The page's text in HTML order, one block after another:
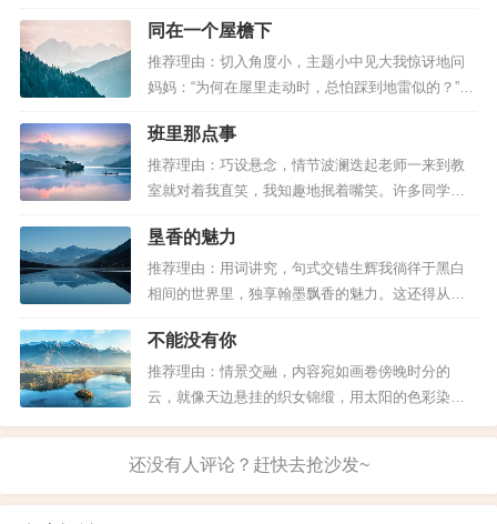
类的比喻，精美贴切，读来诗意盎然。精美的
拟人句比比皆是，像“曼妙的倩影投进了她的怀
抱”、“翩翩起舞的蝴蝶不知何时收到了盛会的请
柬”之类的句子，情感充沛，生机盎然，洋溢着
对自然与生命的赞美。再加上“留连戏蝶时时
舞，自在娇莺恰恰啼”之类诗句的引用，语言更
是锦上添花，美得让人惊讶了。透过这篇佳
作，大家或许会明白一个道理：修辞，不失为
美化语言的法宝。
【适应考题】
本文可以应对“最美的季节”、“美景”、“记忆
活”、“绿色”等作文题。
离理想中的目标还有太多不足。那些曾经以为可以
轻易跨越的障碍，如今却成了横亘在心头的一道
坎。回望这一年多来的点点滴滴，无论是欢笑还是
泪水，都让这段初中时光变得如此珍贵。 我很喜欢
这样的初三岁月，在这段不算太长...
同在一个屋檐下
推荐理由：切入角度小，主题小中见大我惊讶地问
妈妈：“为何在屋里走动时，总怕踩到地雷似的？”妈
妈笑着回答说：“大家不是同在一个屋檐下吗？”我虽
然理解妈妈的心意，却还是认为她过于讲究了。妈
妈见我一脸随意，挺认真地接着说：“我们家的地面
是张爷爷家的屋顶，走路声音大了，爷爷奶奶受不
了。”我撅着嘴反驳，为什么...
班里那点事
推荐理由：巧设悬念，情节波澜迭起老师一来到教
室就对着我直笑，我知趣地抿着嘴笑。许多同学注
意到了，都惊奇地看着我。含雪拧了我一下说：“你
这丫头，又有什么鬼把戏了？”没人知道，昨天的考
试，我得到的将是零分。老师笑着对大家说：“昨天
的考试非常成功，其中最引人注目的是一份很特别
的试卷。这份答卷一百道题全错了...
垦香的魅力
推荐理由：用词讲究，句式交错生辉我徜徉于黑白
相间的世界里，独享翰墨飘香的魅力。这还得从爷
爷说起。他一笔好行书，飘若浮云，矫若惊龙。看
爷爷写字，是一种难得的享受。他虽年已七十，但
精神矍铄；五指握管，轻轻展纸濡毫，落笔藏锋，
运笔牵丝，收笔出勾，一气呵成。每一招，每一
不能没有你
推荐理由：情景交融，内容宛如画卷傍晚时分的
云，就像天边悬挂的织女锦缎，用太阳的色彩染得
通红通红的；又像儿时最爱吃的棉花糖，感觉触手
醉。不远处的黄豆田里，一个单薄的身影正在暮色
下忙碌着。夕阳的余晖洒在空旷的田野和她的身